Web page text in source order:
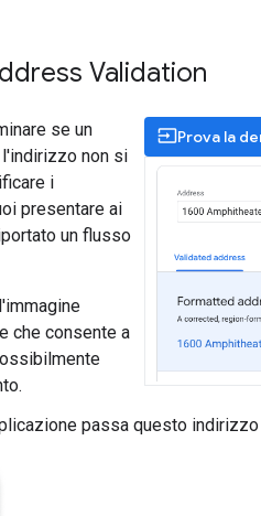
Validation
inputProva la
se un
non si
i
presentare ai
un flusso
che consente a
passa questo